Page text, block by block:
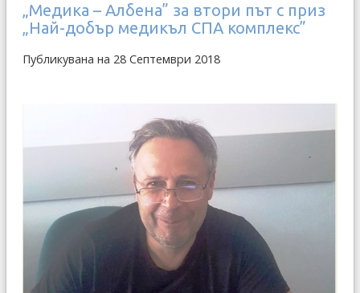
„Медика – Албена” за втори път с приз
„Най-добър медикъл СПА комплекс”
Публикувана на 28 Септември 2018